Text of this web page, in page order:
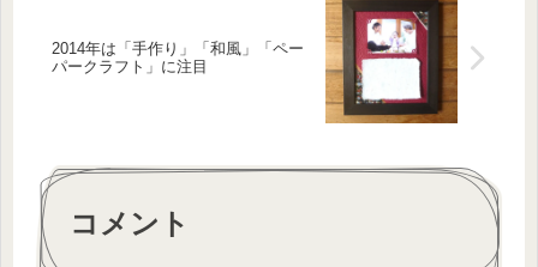
2014年は「手作り」「和風」「ペー
パークラフト」に注目
コメント